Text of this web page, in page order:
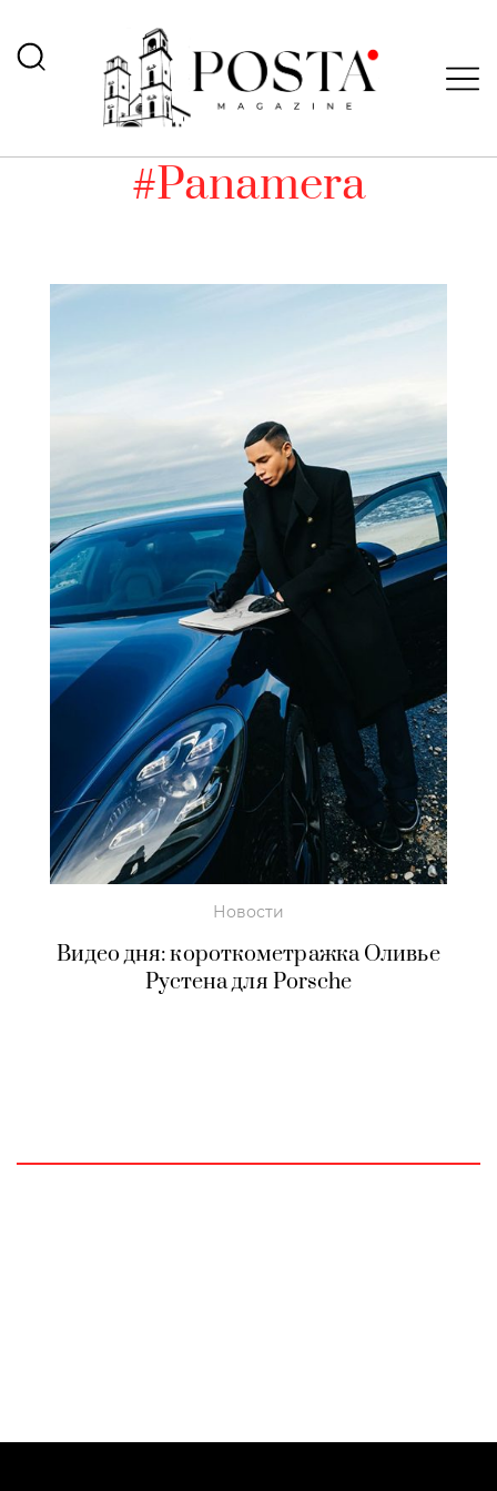
#Panamera
Новости
Видео дня: короткометражка Оливье
Рустена для Porsche